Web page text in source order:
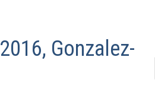
Gonzalez-